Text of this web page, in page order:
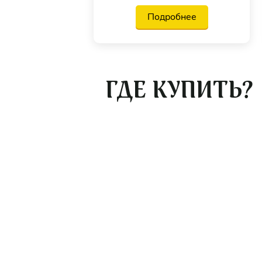
Подробнее
ГДЕ КУПИТЬ?